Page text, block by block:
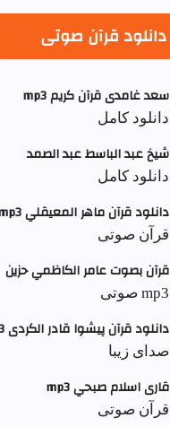
دانلود قرآن صوتی
سعد غامدی قرآن کریم mp3
دانلود کامل
شيخ عبد الباسط عبد الصمد
دانلود کامل
دانلود قرآن ماهر المعيقلي mp3
قرآن صوتی
قرآن بصوت عامر الكاظمي حزين
mp3 صوتی
دانلود قرآن پیشوا قادر الکردی mp3
صدای زیبا
قاری اسلام صبحي mp3
قرآن صوتی